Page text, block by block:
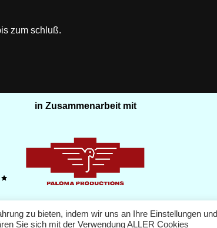
zum schluß.
in Zusammenarbeit mit
zu bieten, indem wir uns an Ihre Einstellungen und
Sie sich mit der Verwendung ALLER Cookies